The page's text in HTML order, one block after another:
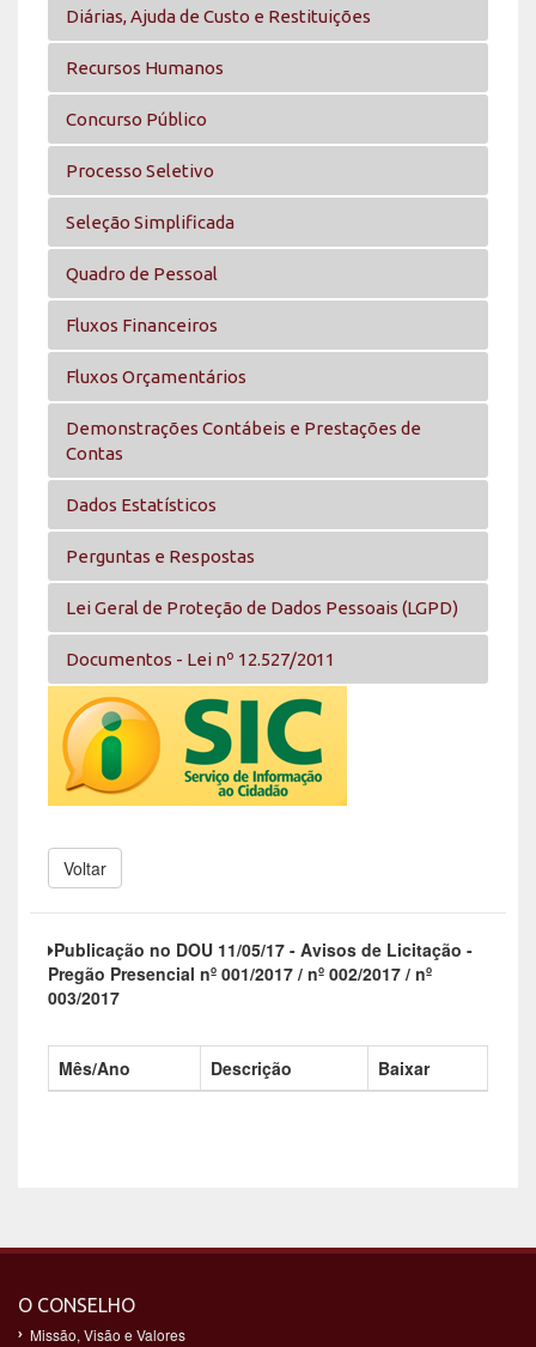
Diárias, Ajuda de Custo e Restituições
Recursos Humanos
Concurso Público
Processo Seletivo
Seleção Simplificada
Quadro de Pessoal
Fluxos Financeiros
Fluxos Orçamentários
Demonstrações Contábeis e Prestações de
Contas
Dados Estatísticos
Perguntas e Respostas
Lei Geral de Proteção de Dados Pessoais (LGPD)
Documentos - Lei nº 12.527/2011
Voltar
Publicação no DOU 11/05/17 - Avisos de Licitação -
Pregão Presencial nº 001/2017 / nº 002/2017 / nº
003/2017
Mês/Ano Descrição Baixar
O CONSELHO
Missão, Visão e Valores